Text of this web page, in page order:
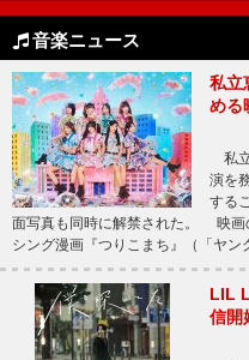
音楽ニュース
私立
める
私
演を
する
面写真も同時に解禁された。 映画
シング漫画『つりこまち』（「ヤ
LIL
信開